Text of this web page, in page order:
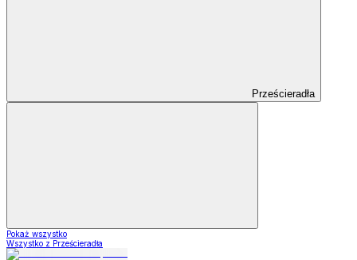
Prześcieradła
Pokaż wszystko
Wszystko z Prześcieradła